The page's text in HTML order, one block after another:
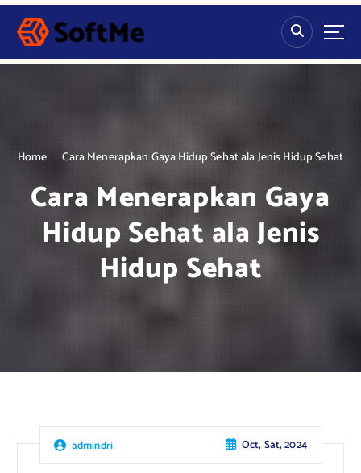
S
p
Home Cara Menerapkan Gaya Hidup Sehat ala Jenis Hidup Sehat
Cara Menerapkan Gaya
Hidup Sehat ala Jenis
Hidup Sehat
admindri Oct, Sat, 2024